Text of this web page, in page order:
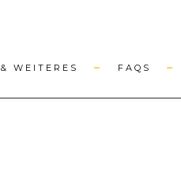
& WEITERES FAQS